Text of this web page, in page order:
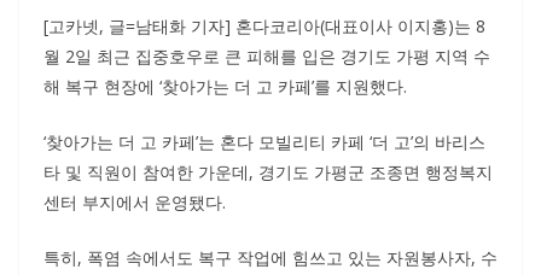
[고카넷, 글=남태화 기자] 혼다코리아(대표이사 이지홍)는 8
월 2일 최근 집중호우로 큰 피해를 입은 경기도 가평 지역 수
해 복구 현장에 ‘찾아가는 더 고 카페’를 지원했다.
‘찾아가는 더 고 카페’는 혼다 모빌리티 카페 ‘더 고’의 바리스
타 및 직원이 참여한 가운데, 경기도 가평군 조종면 행정복지
센터 부지에서 운영됐다.
특히, 폭염 속에서도 복구 작업에 힘쓰고 있는 자원봉사자, 수